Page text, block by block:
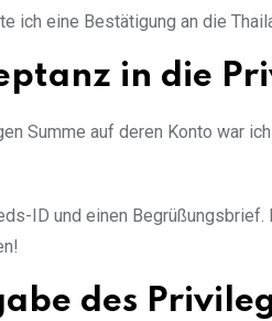
ich eine Bestätigung an die
in die
Summe auf deren Konto war
ID und einen
des